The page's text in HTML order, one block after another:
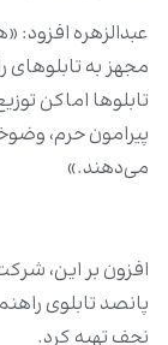
عبدالزهره
مجهز به تابلوهای
تابلوها اماکن
پیرامون حرم،
می‌دهند.»
افزون بر این،
پانصد تابلوی
نجف تهیه کرد.